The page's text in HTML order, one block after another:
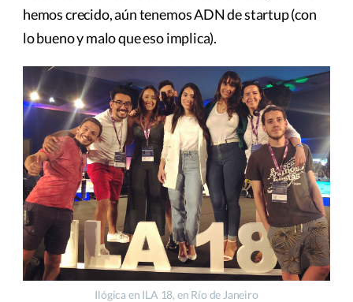
hemos crecido, aún tenemos ADN de startup (con
lo bueno y malo que eso implica).
Ilógica en ILA 18, en Río de Janeiro